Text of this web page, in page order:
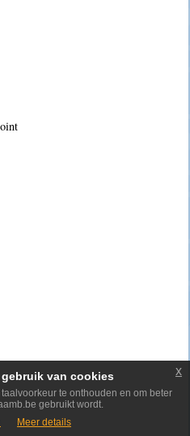
gebruik van cookies
te onthouden en om beter
gebruikt wordt.
Meer details
x